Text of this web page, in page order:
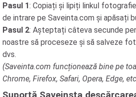
Pasul 1: Copiați și lipiți linkul
de intrare pe Saveinta.com și apăsați
Pasul 2: Așteptați câteva secunde
noastre să proceseze și să salveze
dvs.
(Saveinta.com funcționează bine pe
Chrome, Firefox, Safari, Opera, Edge,
Suportă Saveinsta